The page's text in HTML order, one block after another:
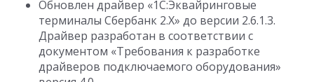
Обновлен драйвер «1С:Эквайринговые
терминалы Сбербанк 2.Х» до версии 2.6.1.3.
Драйвер разработан в соответствии с
документом «Требования к разработке
драйверов подключаемого оборудования»